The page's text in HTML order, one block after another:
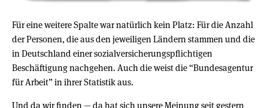
Für eine weitere Spalte war natürlich kein Platz: Für die Anzahl
der Personen, die aus den jeweiligen Ländern stammen und die
in Deutschland einer sozialversicherungspflichtigen
Beschäftigung nachgehen. Auch die weist die “Bundesagentur
für Arbeit” in ihrer Statistik aus.
Und da wir finden — da hat sich unsere Meinung seit gestern